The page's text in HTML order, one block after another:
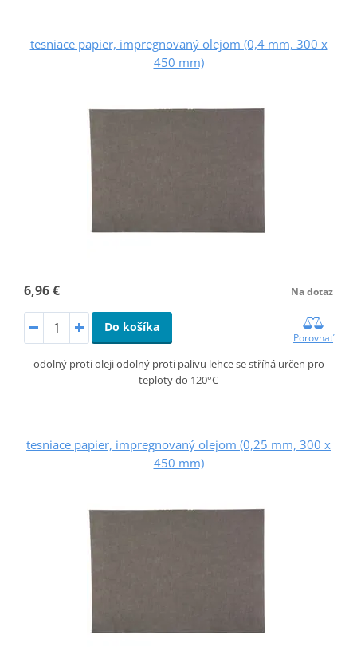
tesniace papier, impregnovaný olejom (0,4 mm, 300 x
450 mm)
6,96 € Na dotaz
Do košíka
Porovnať
odolný proti oleji odolný proti palivu lehce se stříhá určen pro
teploty do 120°C
tesniace papier, impregnovaný olejom (0,25 mm, 300 x
450 mm)